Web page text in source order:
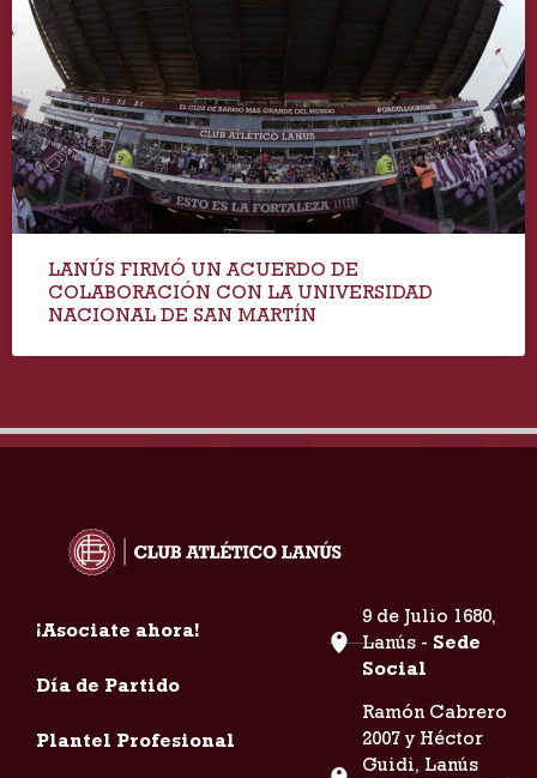
LANÚS FIRMÓ UN ACUERDO DE
COLABORACIÓN CON LA UNIVERSIDAD
NACIONAL DE SAN MARTÍN
¡Asociate ahora!
Día de Partido
Plantel Profesional
9 de Julio 1680,
Lanús - Sede
Social
Ramón Cabrero
2007 y Héctor
Guidi, Lanús